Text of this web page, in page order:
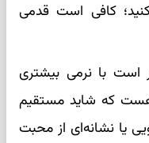
کافی است قدمی
است با نرمی بیشتری
که شاید مستقیم
یا نشانه‌ای از محبت